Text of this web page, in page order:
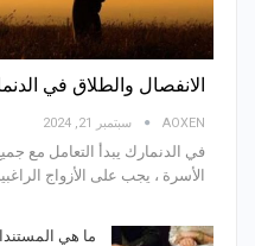
الانفصال والطلاق في
AOXEN سبتمبر 21, 2024
في الدنمارك يبدأ التعامل مع
الأسرة ، يجب على الأزواج
ما هي